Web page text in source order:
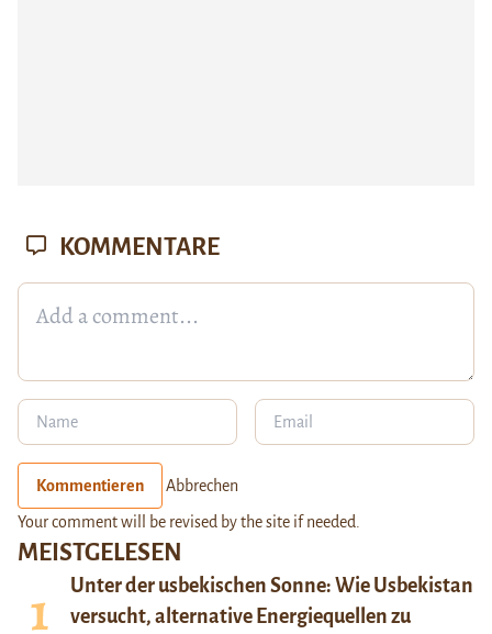
MEISTGELESEN
Unter der usbekischen Sonne: Wie Usbekistan
versucht, alternative Energiequellen zu
KOMMENTARE
Kommentieren Abbrechen
Your comment will be revised by the site if needed.